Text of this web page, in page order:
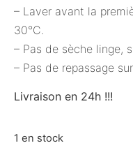
– Laver avant la
30°C.
– Pas de sèche linge,
– Pas de repassage
Livraison en 24h !!!
1 en stock